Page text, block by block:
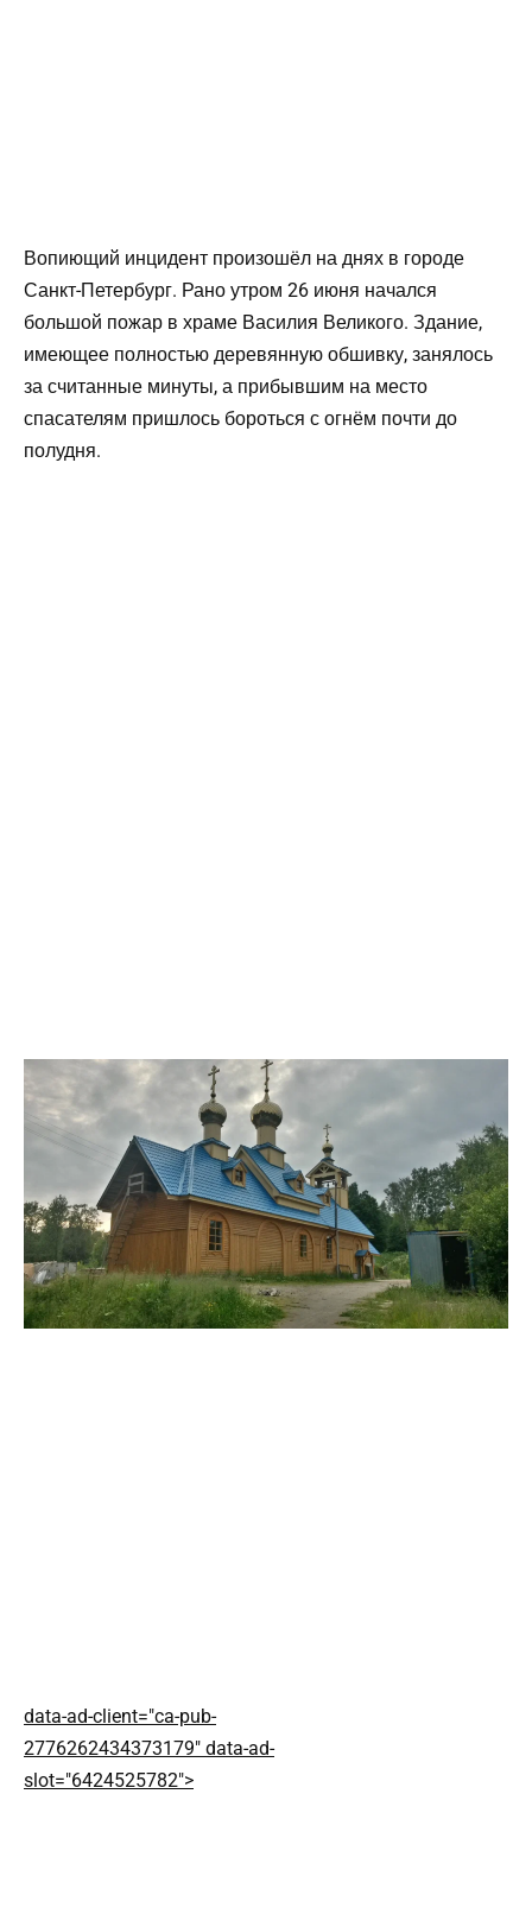
Вопиющий инцидент произошёл на днях в городе
Санкт-Петербург. Рано утром 26 июня начался
большой пожар в храме Василия Великого. Здание,
имеющее полностью деревянную обшивку, занялось
за считанные минуты, а прибывшим на место
спасателям пришлось бороться с огнём почти до
полудня.
data-ad-client="ca-pub-
2776262434373179" data-ad-
slot="6424525782">